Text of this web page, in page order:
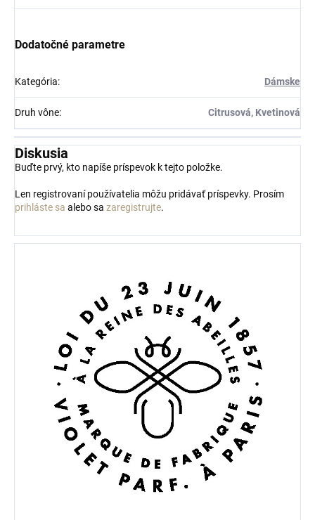
Dodatočné parametre
Kategória: Dámske
Druh vône: Citrusová, Kvetinová
Diskusia
Buďte prvý, kto napíše príspevok k tejto položke.
Len registrovaní používatelia môžu pridávať príspevky. Prosím
prihláste sa alebo sa zaregistrujte.